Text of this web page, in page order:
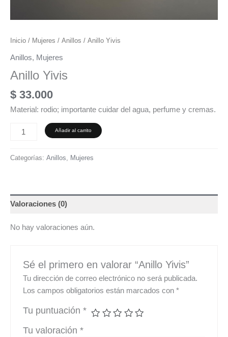
Inicio / Mujeres / Anillos / Anillo Yivis
Anillos, Mujeres
Anillo Yivis
$ 33.000
Material: rodio; importante cuidar del agua, perfume y cremas.
Añadir al carrito
Categorías: Anillos, Mujeres
Valoraciones (0)
No hay valoraciones aún.
Sé el primero en valorar “Anillo Yivis”
Tu dirección de correo electrónico no será publicada.
Los campos obligatorios están marcados con*
Tu puntuación*
Tu valoración*